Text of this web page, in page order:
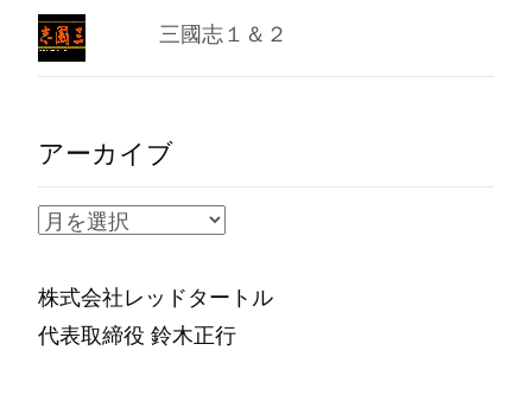
三國志１＆２
アーカイブ
ア
カ
イ
株式会社レッドタートル
代表取締役 鈴木正行